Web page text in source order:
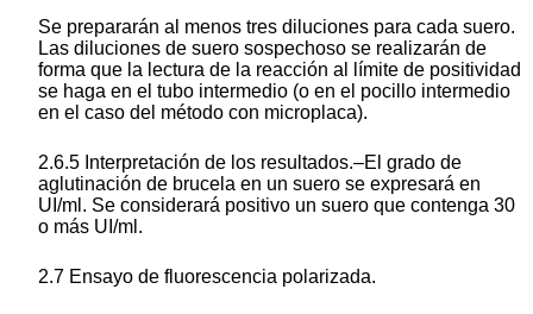
Se prepararán al menos tres diluciones para cada suero.
Las diluciones de suero sospechoso se realizarán de
forma que la lectura de la reacción al límite de positividad
se haga en el tubo intermedio (o en el pocillo intermedio
en el caso del método con microplaca).
2.6.5 Interpretación de los resultados.–El grado de
aglutinación de brucela en un suero se expresará en
UI/ml. Se considerará positivo un suero que contenga 30
o más UI/ml.
2.7 Ensayo de fluorescencia polarizada.